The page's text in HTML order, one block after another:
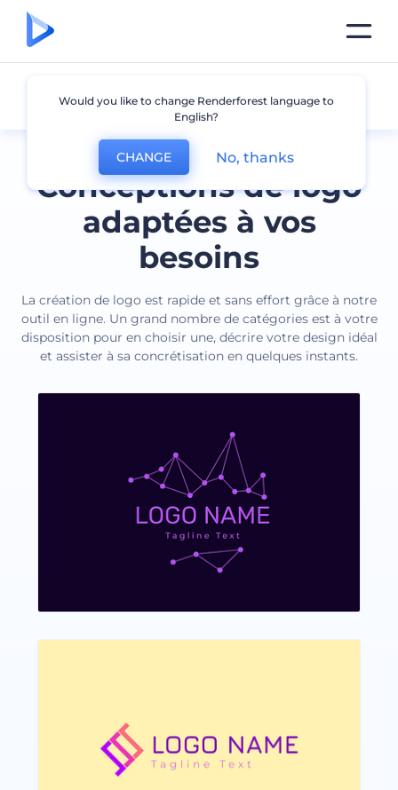
Conceptions de logo
adaptées à vos
besoins
La création de logo est rapide et sans effort grâce à notre
outil en ligne. Un grand nombre de catégories est à votre
disposition pour en choisir une, décrire votre design idéal
et assister à sa concrétisation en quelques instants.
Tous les logos
Would you like to change Renderforest language to
English?
CHANGE No, thanks